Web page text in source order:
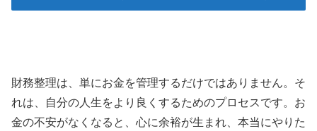
財務整理は、単にお金を管理するだけではありません。そ
れは、自分の人生をより良くするためのプロセスです。お
金の不安がなくなると、心に余裕が生まれ、本当にやりた